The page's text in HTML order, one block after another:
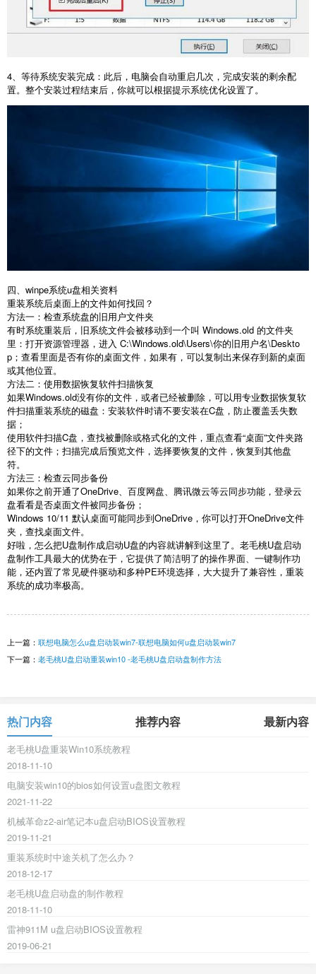
4、等待系统安装完成：此后，电脑会自动重启几次，完成安装的剩余配
置。整个安装过程结束后，你就可以根据提示系统优化设置了。
四、winpe系统u盘相关资料
重装系统后桌面上的文件如何找回？
方法一：检查系统盘的旧用户文件夹
有时系统重装后，旧系统文件会被移动到一个叫 Windows.old 的文件夹
里：打开资源管理器，进入 C:\Windows.old\Users\你的旧用户名\Deskto
p ；查看里面是否有你的桌面文件，如果有，可以复制出来保存到新的桌面
或其他位置。
方法二：使用数据恢复软件扫描恢复
如果Windows.old没有你的文件，或者已经被删除，可以用专业数据恢复软
件扫描重装系统的磁盘：安装软件时请不要安装在C盘，防止覆盖丢失数
据；
使用软件扫描C盘，查找被删除或格式化的文件，重点查看“桌面”文件夹路
径下的文件；扫描完成后预览文件，选择要恢复的文件，恢复到其他盘
符。
方法三：检查云同步备份
如果你之前开通了OneDrive 、百度网盘、腾讯微云等云同步功能，登录云
盘看看是否桌面文件被同步备份；
Windows 10/11 默认桌面可能同步到OneDrive ，你可以打开OneDrive文件
夹，查找桌面文件。
好啦，怎么把U盘制作成启动U盘的内容就讲解到这里了。老毛桃U盘启动
盘制作工具最大的优势在于，它提供了简洁明了的操作界面、一键制作功
能，还内置了常见硬件驱动和多种PE环境选择，大大提升了兼容性，重装
系统的成功率极高。
上一篇： 联想电脑怎么u盘启动装win7-联想电脑如何u盘启动装win7
下一篇： 老毛桃U盘启动重装win10 -老毛桃U盘启动盘制作方法
热门内容 推荐内容 最新内容
老毛桃U盘重装Win10系统教程
2018-11-10
电脑安装win10的bios如何设置u盘图文教程
2021-11-22
机械革命z2-air笔记本u盘启动BIOS设置教程
2019-11-21
重装系统时中途关机了怎么办？
2018-12-17
老毛桃U盘启动盘的制作教程
2018-11-10
雷神911M u盘启动BIOS设置教程
2019-06-21